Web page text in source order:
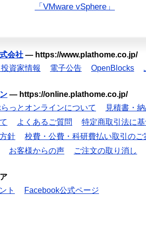
「VMware vSphere」
会社 — https://www.plathome.co.jp/
資家情報 電子公告 OpenBlocks
— https://online.plathome.co.jp/
っとオンラインについて
見積書・
よくあるご質問
特定商取引法に
針
校費・公費・科研費払い取引のご
お客様からの声 ご注文の取り消し
ト
Facebook公式ページ